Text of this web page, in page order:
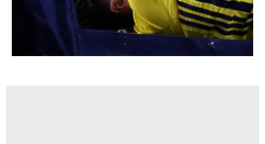
kullanılmaktadır. Diğer çerezler, sitemizin daha işlevsel
kılınması ve kişiselleştirilmesi ve sizlere yönelik
reklam/pazarlama faaliyetlerinin yapılması, amaçlarıyla
sınırlı olarak açık rızanız dahilinde kullanılacaktır.